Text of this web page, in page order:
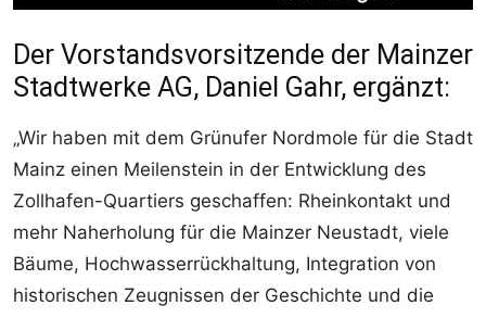
Der Vorstandsvorsitzende der Mainzer
Stadtwerke AG, Daniel Gahr, ergänzt:
„Wir haben mit dem Grünufer Nordmole für die Stadt
Mainz einen Meilenstein in der Entwicklung des
Zollhafen-Quartiers geschaffen: Rheinkontakt und
mehr Naherholung für die Mainzer Neustadt, viele
Bäume, Hochwasserrückhaltung, Integration von
historischen Zeugnissen der Geschichte und die